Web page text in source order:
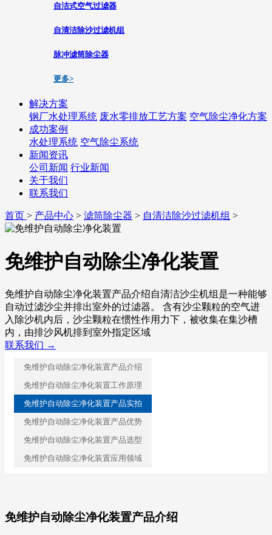
自洁式空气过滤器
自清洁除沙过滤机组
脉冲滤筒除尘器
更多>
解决方案
钢厂水处理系统 废水零排放工艺方案 空气除尘净化方案
成功案例
水处理系统 空气除尘系统
新闻资讯
公司新闻 行业新闻
关于我们
联系我们
首页 > 产品中心 > 滤筒除尘器 > 自清洁除沙过滤机组 >
免维护自动除尘净化装置
免维护自动除尘净化装置产品介绍自清洁沙尘机组是一种能够
自动过滤沙尘并排出室外的过滤器。 含有沙尘颗粒的空气进
入除沙机内后，沙尘颗粒在惯性作用力下，被收集在集沙槽
内，由排沙风机排到室外指定区域
联系我们 →
免维护自动除尘净化装置产品介绍
免维护自动除尘净化装置工作原理
免维护自动除尘净化装置产品实拍
免维护自动除尘净化装置产品优势
免维护自动除尘净化装置产品选型
免维护自动除尘净化装置应用领域
免维护自动除尘净化装置产品介绍